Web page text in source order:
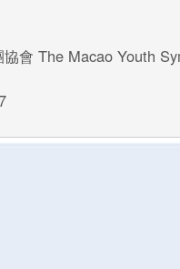
會 The Macao Youth